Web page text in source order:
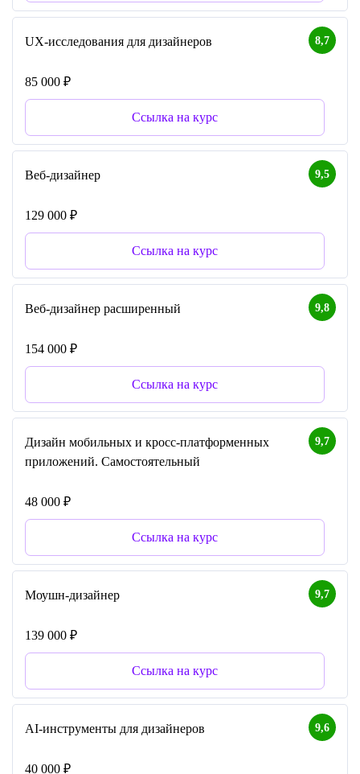
8,7
UX-исследования для дизайнеров
85 000 ₽
Ссылка на курс
9,5
Веб-дизайнер
129 000 ₽
Ссылка на курс
9,8
Веб-дизайнер расширенный
154 000 ₽
Ссылка на курс
9,7
Дизайн мобильных и кросс-платформенных
приложений. Самостоятельный
48 000 ₽
Ссылка на курс
9,7
Моушн-дизайнер
139 000 ₽
Ссылка на курс
9,6
AI-инструменты для дизайнеров
40 000 ₽